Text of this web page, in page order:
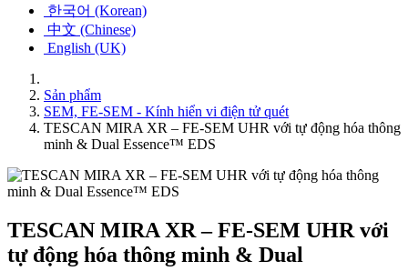
한국어 (Korean)
中文 (Chinese)
English (UK)
Sản phẩm
SEM, FE-SEM - Kính hiển vi điện tử quét
TESCAN MIRA XR – FE-SEM UHR với tự động hóa thông
minh & Dual Essence™ EDS
TESCAN MIRA XR – FE-SEM UHR với
tự động hóa thông minh & Dual